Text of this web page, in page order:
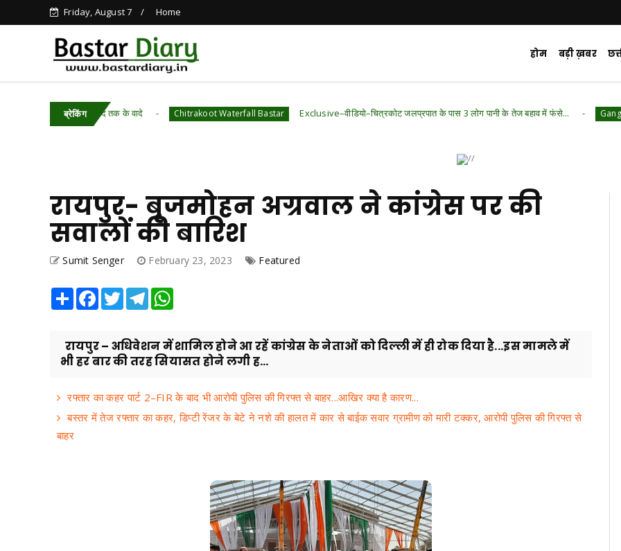
Friday, August 7 Home
होम बड़ी ख़बर
ब्रेकिंग
उसने किए चांद तक के वादे Chitrakoot Waterfall Bastar Exclusive–वीडियो–चित्रकोट जलप्रपात के पास 3 लोग पानी के तेज बहाव में फंसे... GangaMunda
रायपुर- बृजमोहन अग्रवाल ने कांग्रेस पर की
सवालों की बारिश
Sumit Senger February 23, 2023 Featured
Share Facebook
TwitterTelegram
रायपुर – अधिवेशन में शामिल होने आ रहें कांग्रेस के नेताओं को दिल्ली में ही रोक दिया है...इस मामले में
भी हर बार की तरह सियासत होने लगी ह...
रफ्तार का कहर पार्ट 2–FIR के बाद भी आरोपी पुलिस की गिरफ्त से बाहर...आखिर क्या है कारण...
बस्तर में तेज रफ्तार का कहर, डिप्टी रेंजर के बेटे ने नशे की हालत में कार से बाईक सवार ग्रामीण को मारी टक्कर, आरोपी पुलिस की गिरफ्त से
बाहर